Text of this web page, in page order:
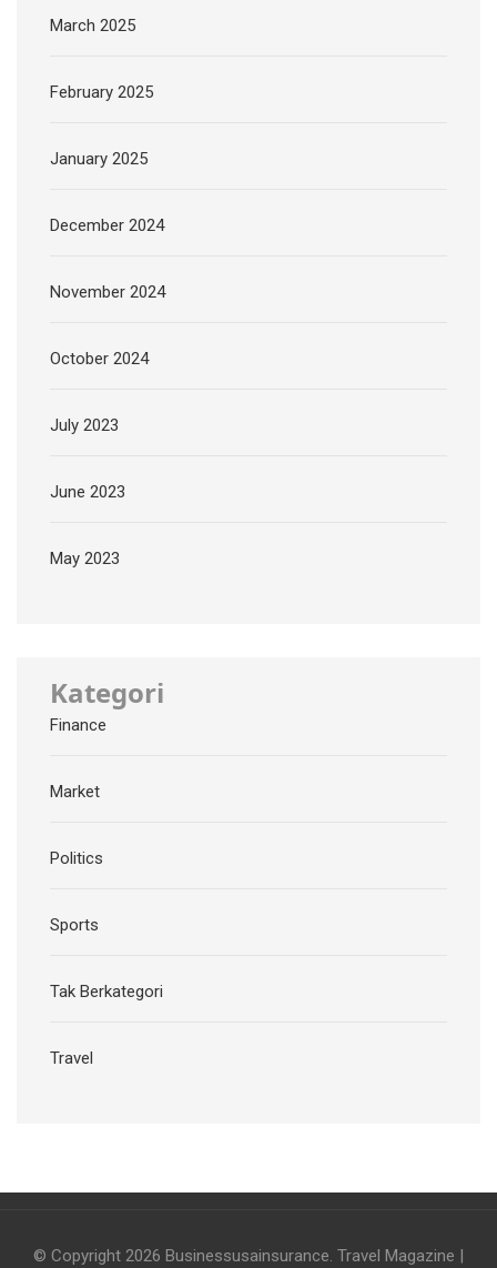
March 2025
February 2025
January 2025
December 2024
November 2024
October 2024
July 2023
June 2023
May 2023
Kategori
Finance
Market
Politics
Sports
Tak Berkategori
Travel
© Copyright 2026 Businessusainsurance. Travel Magazine |